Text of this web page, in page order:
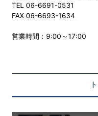
TEL 06-6691-0531
FAX 06-6693-1634
営業時間：9:00～17:00